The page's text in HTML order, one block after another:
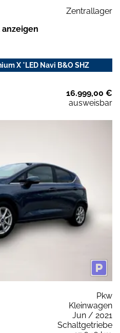
Zentrallager
anzeigen
X *LED Navi B&O SHZ
16.999,00 €
ausweisbar
Pkw
Kleinwagen
Jun / 2021
Schaltgetriebe